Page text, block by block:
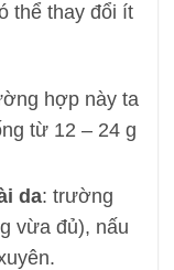
thể thay đổi ít
hợp này ta
từ 12 – 24 g
da: trường
vừa đủ), nấu